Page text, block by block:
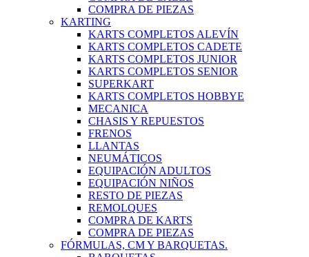
COMPRA DE PIEZAS
KARTING
KARTS COMPLETOS ALEVÍN
KARTS COMPLETOS CADETE
KARTS COMPLETOS JUNIOR
KARTS COMPLETOS SENIOR
SUPERKART
KARTS COMPLETOS HOBBYE
MECANICA
CHASIS Y REPUESTOS
FRENOS
LLANTAS
NEUMÁTICOS
EQUIPACIÓN ADULTOS
EQUIPACIÓN NIÑOS
RESTO DE PIEZAS
REMOLQUES
COMPRA DE KARTS
COMPRA DE PIEZAS
FÓRMULAS, CM Y BARQUETAS.